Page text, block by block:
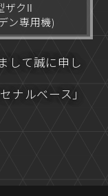
ザクⅡ
ン専用機)
して誠に申し
ナルベース」